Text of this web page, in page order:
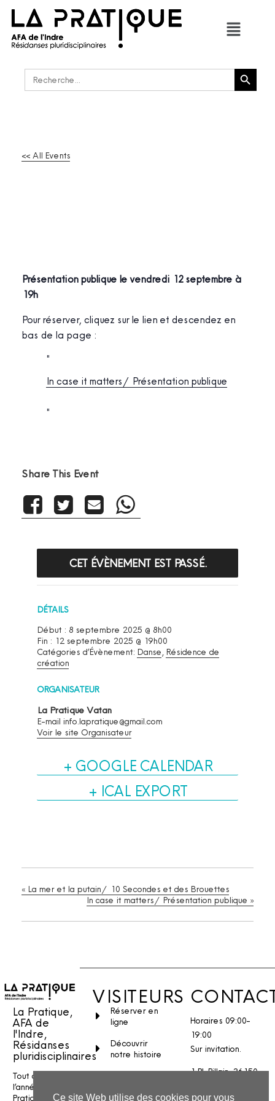
Rechercher : Bouton de recherche
<< All Events
Présentation publique le vendredi 12 septembre à
19h
Pour réserver, cliquez sur le lien et descendez en
bas de la page :
In case it matters / Présentation publique
Share This Event
CET ÉVÈNEMENT EST PASSÉ.
DÉTAILS
Début : 8 septembre 2025 @ 8h00
Fin : 12 septembre 2025 @ 19h00
Catégories d’Évènement: Danse, Résidence de
création
ORGANISATEUR
La Pratique Vatan
E-mail info.lapratique@gmail.com
Voir le site Organisateur
+ GOOGLE CALENDAR
+ ICAL EXPORT
« La mer et la putain / 10 Secondes et des Brouettes
In case it matters / Présentation publique »
La Pratique,
AFA de
l'Indre,
Résidanses
pluridisciplinaires
Tout au long de
l’année, La
Pratique
VISITEURS
Réserver en
ligne
Découvrir
notre histoire
Horaires 09:00-
19:00
Sur invitation.
1 Pl. Pillain, 36150
Ce site Web utilise des cookies pour vous